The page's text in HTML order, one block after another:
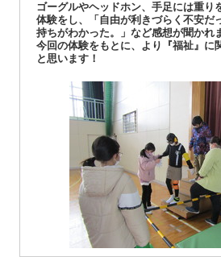
ゴーグルやヘッドホン、手足には重り
体験をし、「自由が利きづらく不安だ
持ちがわかった。」など感想が聞かれ
今回の体験をもとに、より『福祉』に
と思います！